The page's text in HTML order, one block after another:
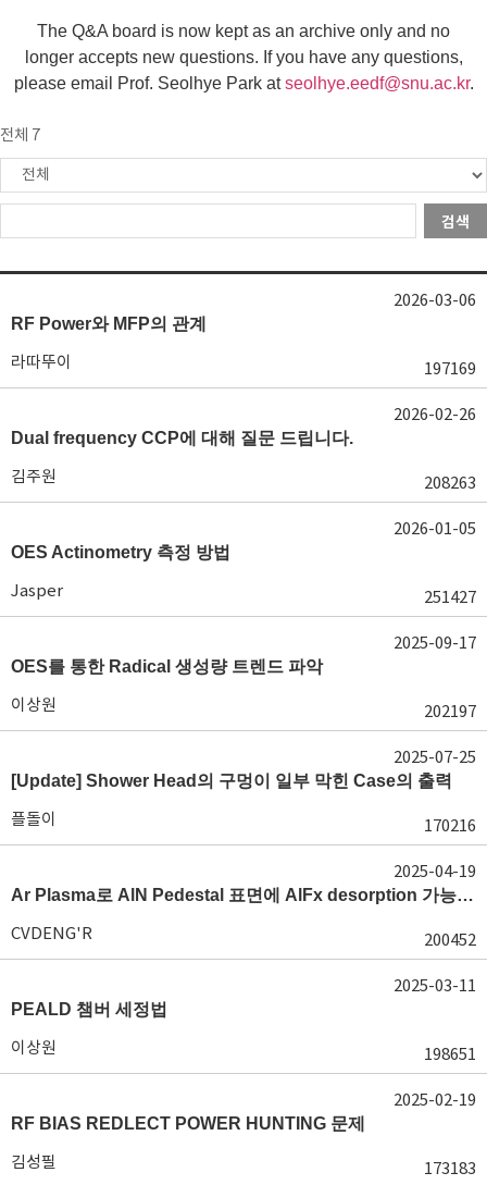
The Q&A board is now kept as an archive only and no
longer accepts new questions. If you have any questions,
please email Prof. Seolhye Park atseolhye.eedf@snu.ac.kr.
전체 7
검색
RF Power와 MFP의 관계
라따뚜이 197169
2026-03-06
Dual frequency CCP에 대해 질문 드립니다.
김주원 208263
2026-02-26
OES Actinometry 측정 방법
Jasper 251427
2026-01-05
OES를 통한 Radical 생성량 트렌드 파악
이상원 202197
2025-09-17
[Update] Shower Head의 구멍이 일부 막힌 Case의 출력
플돌이 170216
2025-07-25
Ar Plasma로 AlN Pedestal 표면에 AlFx desorption 가능 여부가 궁금합니다.
CVDENG'R 200452
2025-04-19
PEALD 챔버 세정법
이상원 198651
2025-03-11
RF BIAS REDLECT POWER HUNTING 문제
김성필 173183
2025-02-19